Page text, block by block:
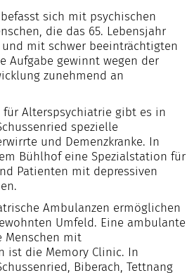
sich mit psychischen
die das 65. Lebensjahr
mit schwer beeinträchtigten
Aufgabe gewinnt wegen der
zunehmend an
für Alterspsychiatrie gibt es in
spezielle
und Demenzkranke. In
Bühlhof eine Spezialstation für
Patienten mit depressiven
Ambulanzen ermöglichen
Umfeld. Eine ambulante
Menschen mit
ist die Memory Clinic. In
Biberach, Tettnang